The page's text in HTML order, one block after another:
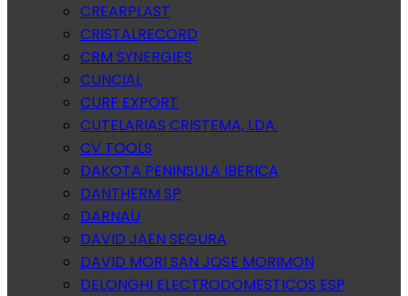
CREARPLAST
CRISTALRECORD
CRM SYNERGIES
CUNCIAL
CURF EXPORT
CUTELARIAS CRISTEMA, LDA.
CV TOOLS
DAKOTA PENINSULA IBERICA
DANTHERM SP
DARNAU
DAVID JAEN SEGURA
DAVID MORI SAN JOSE MORIMON
DELONGHI ELECTRODOMESTICOS ESP